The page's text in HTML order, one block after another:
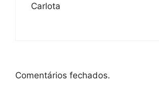
Carlota
Comentários fechados.